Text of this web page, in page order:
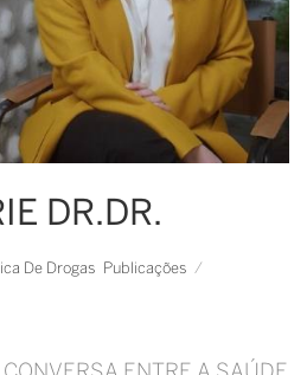
DR.DR.
De Drogas Publicações /